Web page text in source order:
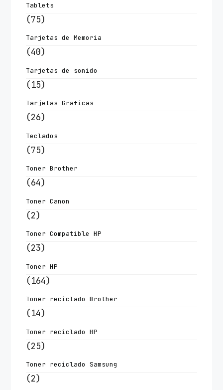
Tablets
(75)
Tarjetas de Memoria
(40)
Tarjetas de sonido
(15)
Tarjetas Graficas
(26)
Teclados
(75)
Toner Brother
(64)
Toner Canon
(2)
Toner Compatible HP
(23)
Toner HP
(164)
Toner reciclado Brother
(14)
Toner reciclado HP
(25)
Toner reciclado Samsung
(2)